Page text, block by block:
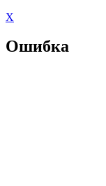
X
Ошибка